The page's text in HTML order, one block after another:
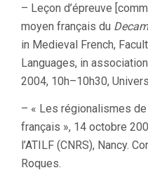
– Leçon d’épreuve
moyen français du
in Medieval French,
Languages, in
2004, 10h–10h30,
– « Les régionalismes de
français », 14 octobre
l’ATILF (CNRS), Nancy.
Roques.